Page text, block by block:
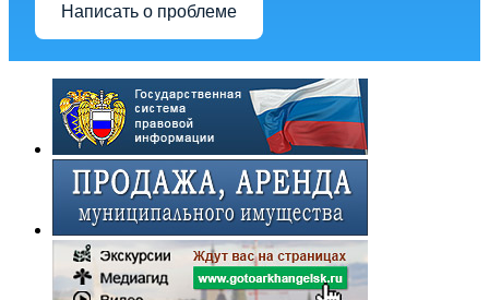
Написать о проблеме